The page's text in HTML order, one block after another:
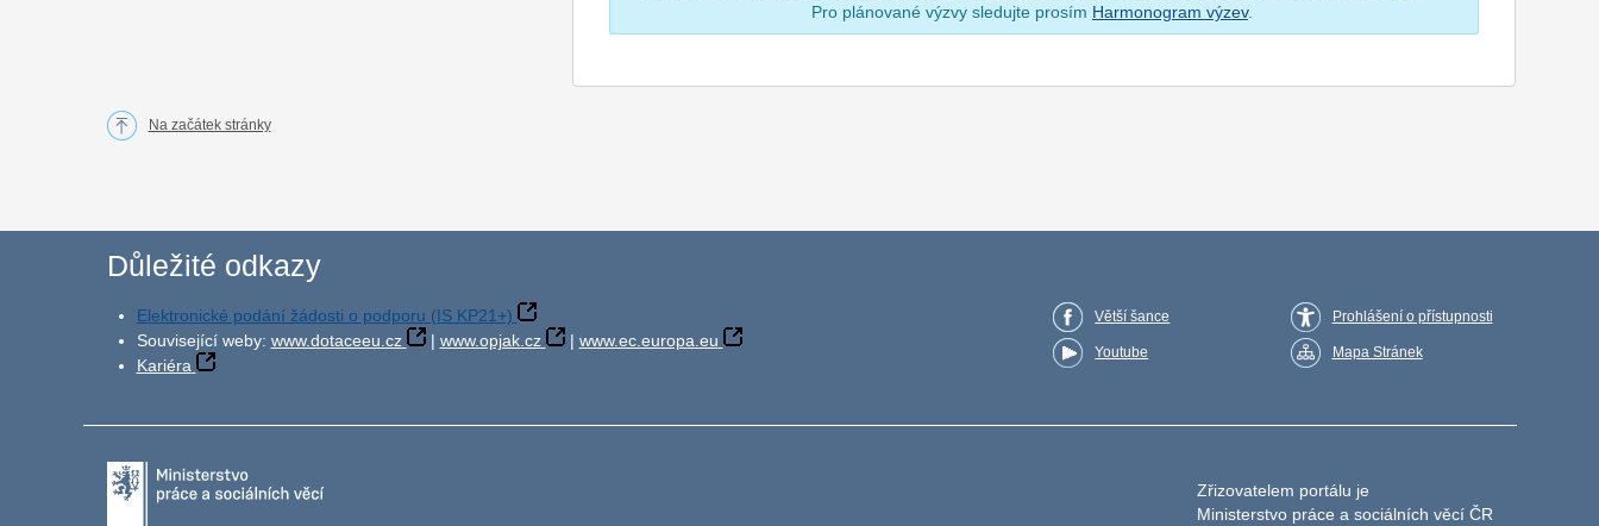
Pro plánované výzvy sledujte prosím Harmonogram výzev.
Na začátek stránky
Důležité odkazy
Elektronické podání žádosti o podporu (IS KP21+)
Související weby: www.dotaceeu.cz | www.opjak.cz | www.ec.europa.eu
Kariéra
Větší šance
Youtube
Prohlášení o přístupnosti
Mapa Stránek
Zřizovatelem portálu je
Ministerstvo práce a sociálních věcí ČR